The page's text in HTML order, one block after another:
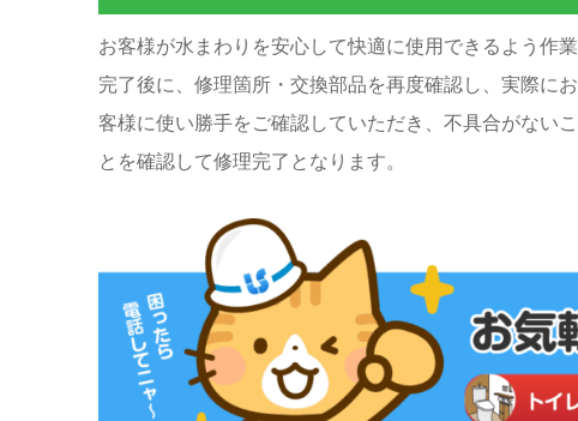
お客様が水まわりを安心して快適に使用できるよう作業
完了後に、修理箇所・交換部品を再度確認し、実際にお
客様に使い勝手をご確認していただき、不具合がないこ
とを確認して修理完了となります。